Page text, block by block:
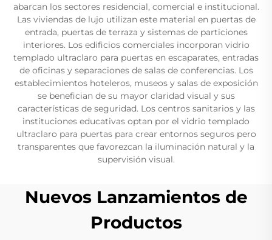
abarcan los sectores residencial, comercial e institucional.
Las viviendas de lujo utilizan este material en puertas de
entrada, puertas de terraza y sistemas de particiones
interiores. Los edificios comerciales incorporan vidrio
templado ultraclaro para puertas en escaparates, entradas
de oficinas y separaciones de salas de conferencias. Los
establecimientos hoteleros, museos y salas de exposición
se benefician de su mayor claridad visual y sus
características de seguridad. Los centros sanitarios y las
instituciones educativas optan por el vidrio templado
ultraclaro para puertas para crear entornos seguros pero
transparentes que favorezcan la iluminación natural y la
supervisión visual.
Nuevos Lanzamientos de
Productos